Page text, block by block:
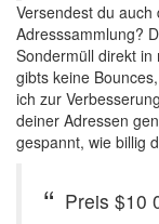
Versendest du
Adresssammlung?
Sondermüll direkt in
gibts keine
ich zur
deiner Adressen
gespannt, wie billig
Preis $10